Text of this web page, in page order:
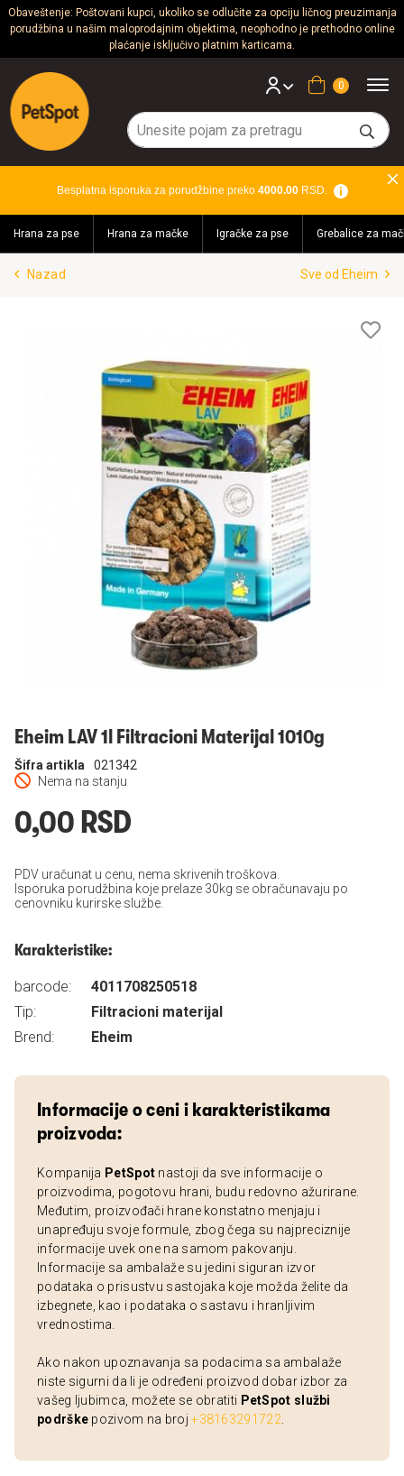
Obaveštenje: Poštovani kupci, ukoliko se odlučite za opciju ličnog preuzimanja
porudžbina u našim maloprodajnim objektima, neophodno je prethodno online
plaćanje isključivo platnim karticama.
Psi
Mačke
Glodari
Akvaristika
Teraristika
Brendovi
Akcija!
Korpa
Besplatna isporuka za porudžbine preko 4000.00RSD.
Hrana za pse Hrana za mačke Igračke za pse Grebalice za
Nazad Sve od Eheim
Eheim LAV 1l Filtracioni Materijal 1010g
Nema na stanju
Šifra artikla 021342
0,00 RSD
PDV uračunat u cenu, nema skrivenih troškova.
Isporuka porudžbina koje prelaze 30kg se obračunavaju po
cenovniku kurirske službe.
Karakteristike:
barcode:
4011708250518
Tip:
Filtracioni materijal
Brend:
Eheim
Informacije o ceni i karakteristikama
proizvoda:
Kompanija PetSpot nastoji da sve informacije o
proizvodima, pogotovu hrani, budu redovno ažurirane.
Međutim, proizvođači hrane konstatno menjaju i
unapređuju svoje formule, zbog čega su najpreciznije
informacije uvek one na samom pakovanju.
Informacije sa ambalaže su jedini siguran izvor
podataka o prisustvu sastojaka koje možda želite da
izbegnete, kao i podataka o sastavu i hranljivim
vrednostima.
Ako nakon upoznavanja sa podacima sa ambalaže
niste sigurni da li je određeni proizvod dobar izbor za
vašeg ljubimca, možete se obratiti PetSpot službi
podrške pozivom na broj+38163291722